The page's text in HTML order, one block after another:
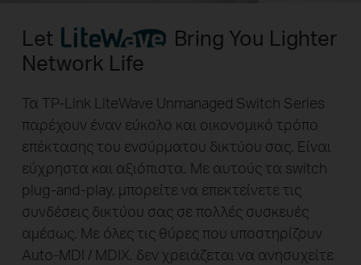
Let
Bring You Lighter
Network Life
Τα TP-Link LiteWave Unmanaged Switch Series
παρέχουν έναν εύκολο και οικονομικό τρόπο
επέκτασης του ενσύρματου δικτύου σας. Είναι
εύχρηστα και αξιόπιστα. Με αυτούς τα switch
plug-and-play, μπορείτε να επεκτείνετε τις
συνδέσεις δικτύου σας σε πολλές συσκευές
αμέσως. Με όλες τις θύρες που υποστηρίζουν
Auto-MDI / MDIX, δεν χρειάζεται να ανησυχείτε